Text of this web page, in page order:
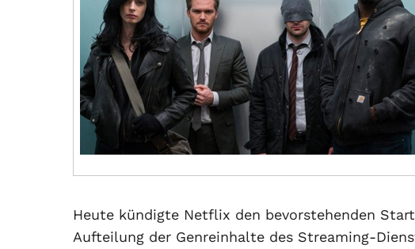
Heute kündigte Netflix den bevorstehenden
Aufteilung der Genreinhalte des Streaming-